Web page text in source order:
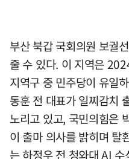
부산 북갑 국회의원 보궐
줄 수 있다. 이 지역은
지역구 중 민주당이 유일
동훈 전 대표가 일찌감치
노리고 있고, 국민의힘은
이 출마 의사를 밝히며 탈
는 하정우 전 청와대 AI